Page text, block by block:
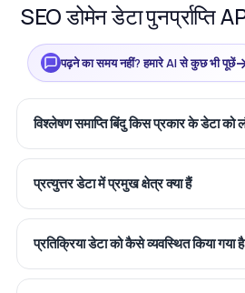
SEO डोमेन डेटा पुनर्प्राप्ति
पढ़ने का समय नहीं? हमारे AI से कुछ भी पूछें
विश्लेषण समाप्ति बिंदु किस प्रकार के डेटा को
प्रत्युत्तर डेटा में प्रमुख क्षेत्र क्या हैं
प्रतिक्रिया डेटा को कैसे व्यवस्थित किया गया है